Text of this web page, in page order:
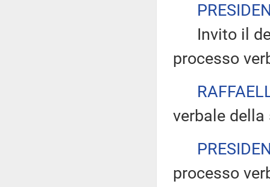
Invito il
processo
verbale
processo